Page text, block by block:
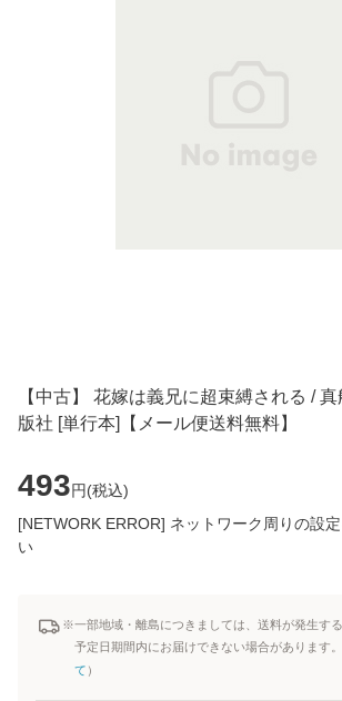
【中古】 花嫁は義兄に超束縛される /
版社 [単行本]【メール便送料無料】
493円(税込)
[NETWORK ERROR] ネットワーク周りの設
い
※一部地域・離島につきましては、送料が発生す
予定日期間内にお届けできない場合があります
て ）